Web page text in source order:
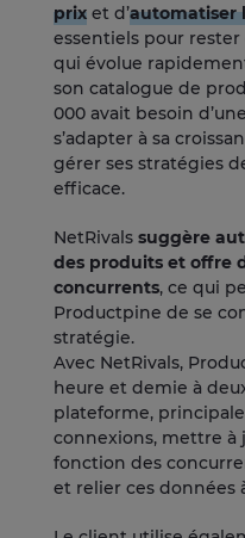
prixet d’automatiser
essentiels pour
qui évolue
son catalogue de
000 avait besoin
s’adapter à sa
gérer ses stratégies
efficace.
NetRivals suggère
des produits et offre
concurrents, ce qui
Productpine de se
stratégie.
Avec NetRivals,
heure et demie à
plateforme,
connexions, mettre à
fonction des
et relier ces données